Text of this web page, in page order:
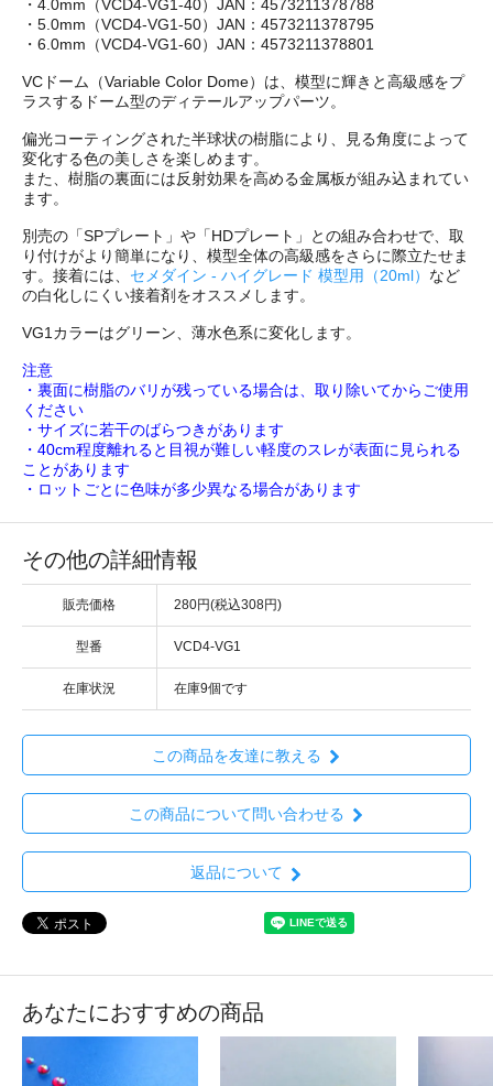
・4.0mm（VCD4-VG1-40）JAN：4573211378788
・5.0mm（VCD4-VG1-50）JAN：4573211378795
・6.0mm（VCD4-VG1-60）JAN：4573211378801
VCドーム（Variable Color Dome）は、模型に輝きと高級感をプ
ラスするドーム型のディテールアップパーツ。
偏光コーティングされた半球状の樹脂により、見る角度によって
変化する色の美しさを楽しめます。
また、樹脂の裏面には反射効果を高める金属板が組み込まれてい
ます。
別売の「SPプレート」や「HDプレート」との組み合わせで、取
り付けがより簡単になり、模型全体の高級感をさらに際立たせま
す。接着には、 セメダイン - ハイグレード 模型用（20ml） など
の白化しにくい接着剤をオススメします。
VG1カラーはグリーン、薄水色系に変化します。
注意
・裏面に樹脂のバリが残っている場合は、取り除いてからご使用
ください
・サイズに若干のばらつきがあります
・40cm程度離れると目視が難しい軽度のスレが表面に見られる
ことがあります
・ロットごとに色味が多少異なる場合があります
その他の詳細情報
販売価格 280円(税込308円)
型番 VCD4-VG1
在庫状況 在庫9個です
この商品を友達に教える
この商品について問い合わせる
返品について
あなたにおすすめの商品